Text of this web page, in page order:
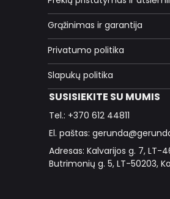
Grąžinimas ir garantija
Privatumo politika
Slapukų politika
SUSISIEKITE SU MUMIS
Tel.: +370 612 44811
El. paštas:
Adresas: Kalvarijos g. 7, LT-
Butrimonių g. 5, LT-50203,